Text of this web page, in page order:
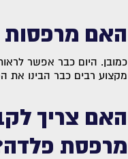
האם מרפסות
כמובן. היום כבר אפשר
מקצוע רבים כבר הבינו את
האם צריך
מרפסת